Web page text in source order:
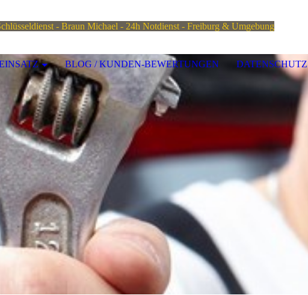
- Braun Michael - 24h Notdienst - Freiburg & Umgebung
BLOG / KUNDEN-BEWERTUNGEN DATENSCHUTZ